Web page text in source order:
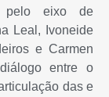
pelo eixo de
Leal, Ivoneide
e Carmen
entre o
das e